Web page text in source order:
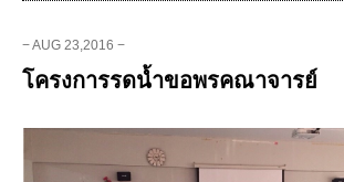
− AUG 23,2016 −
โครงการรดน้ำขอพรคณาจารย์